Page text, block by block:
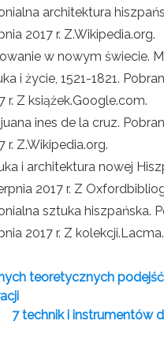
architektura
2017 r. Z.Wikipedia.org.
w nowym świecie.
i życie, 1521-1821.
r. Z książek.Google.com.
ines de la cruz.
r. Z.Wikipedia.org.
i architektura nowej
2017 r. Z
sztuka hiszpańska.
2017 r. Z
teoretycznych podejść
7 technik i instrumentów